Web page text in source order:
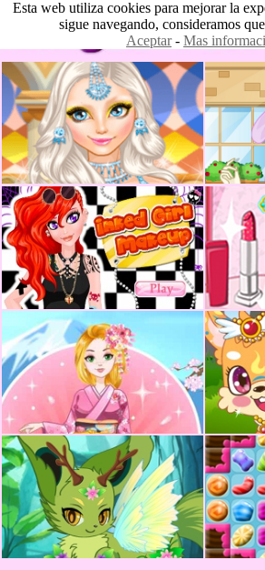
Esta web utiliza cookies para mejorar la
sigue navegando, consideramos
Aceptar- Mas